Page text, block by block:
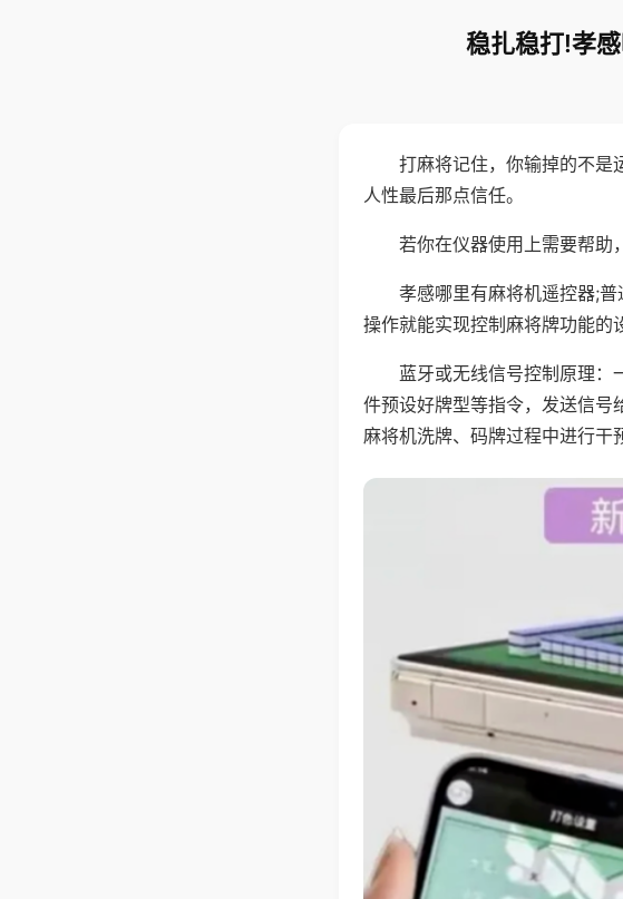
稳扎稳打!孝
打麻将记住，你输掉的不是
人性最后那点信任。
若你在仪器使用上需要帮助
孝感哪里有麻将机遥控器;
操作就能实现控制麻将牌功能的
蓝牙或无线信号控制原理：
件预设好牌型等指令，发送信号
麻将机洗牌、码牌过程中进行干